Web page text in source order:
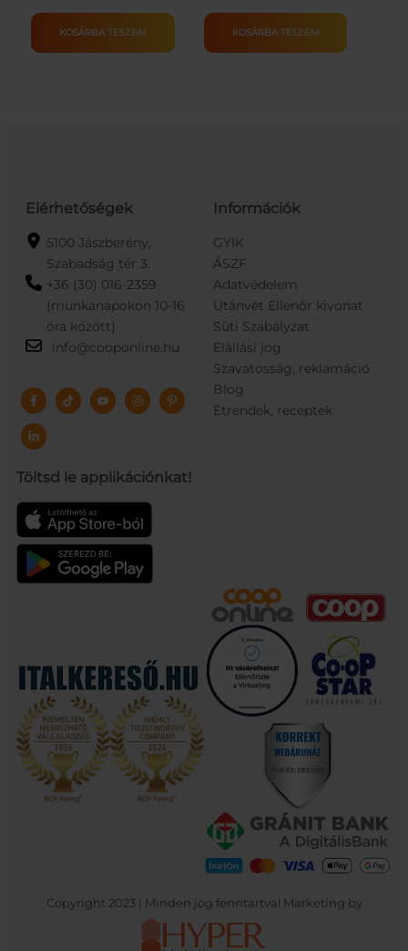
KOCKA
60G
KOSÁRBA TESZEM
TYÚKHÚSLEVES
120G
KOSÁRBA TESZEM
Elérhetőségek
5100 Jászberény,
Szabadság tér 3.
+36 (30) 016-2359
(munkanapokon 10-16
óra között)
info@cooponline.hu
Töltsd le applikációnkat!
Információk
GYIK
ÁSZF
Adatvédelem
Utánvét Ellenőr kivonat
Süti Szabályzat
Elállási jog
Szavatosság, reklamáció
Blog
Étrendek, receptek
Copyright 2023 | Minden jog fenntartva! Marketing by